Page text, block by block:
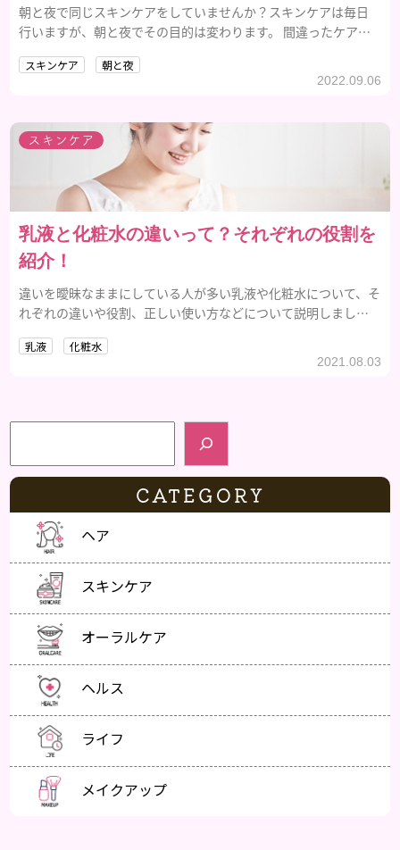
朝と夜で同じスキンケアをしていませんか？スキンケアは毎日
行いますが、朝と夜でその目的は変わります。 間違ったケアで
かり把握し、さらに美肌に近づいちゃいましょう。
スキンケア 朝と夜
2022.09.06
スキンケア
乳液と化粧水の違いって？それぞれの役割を
紹介！
違いを曖昧なままにしている人が多い乳液や化粧水について、そ
れぞれの違いや役割、正しい使い方などについて説明しましょ
乳液 化粧水
2021.08.03
検索
CATEGORY
ヘア
スキンケア
オーラルケア
ヘルス
ライフ
メイクアップ